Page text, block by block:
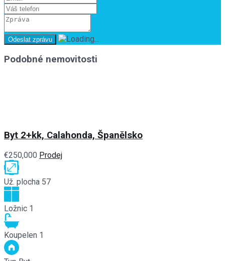
Podobné nemovitosti
Byt 2+kk, Calahonda, Španělsko
€250,000 Prodej
Už. plocha 57
Ložnic 1
Koupelen 1